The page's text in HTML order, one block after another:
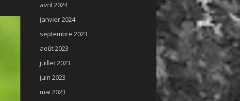
avril 2024
janvier 2024
septembre 2023
août 2023
juillet 2023
juin 2023
mai 2023